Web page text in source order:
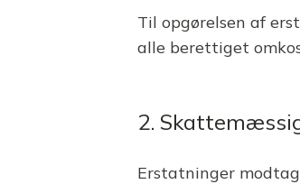
Til opgørelsen af
alle berettiget
2.
Erstatninger